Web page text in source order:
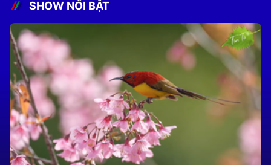
SHOW NỔI BẬT